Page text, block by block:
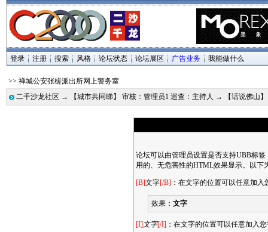
登录 注册 搜索 风格 论坛状态 论坛展区 广告业务 我能做什么
>> 禅城公安张槎派出所网上警务室
二千沙龙社区 → 【城市共同睇】 审核：管理员1 巡查：主持人 → 【话说佛山】
论坛可以由管理员设置是否支持UBB标
用的、无危害性的HTML效果显示。以下
[B]文字[/B] ：在文字的位置可以任意加
效果： 文字
[I] 文字[/I] ：在文字的位置可以任意加入